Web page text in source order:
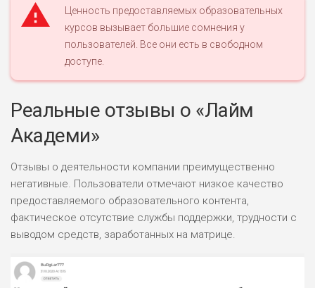
Ценность предоставляемых образовательных
курсов вызывает большие сомнения у
пользователей. Все они есть в свободном
доступе.
Реальные отзывы о «Лайм
Академи»
Отзывы о деятельности компании преимущественно
негативные. Пользователи отмечают низкое качество
предоставляемого образовательного контента,
фактическое отсутствие службы поддержки, трудности с
выводом средств, заработанных на матрице.